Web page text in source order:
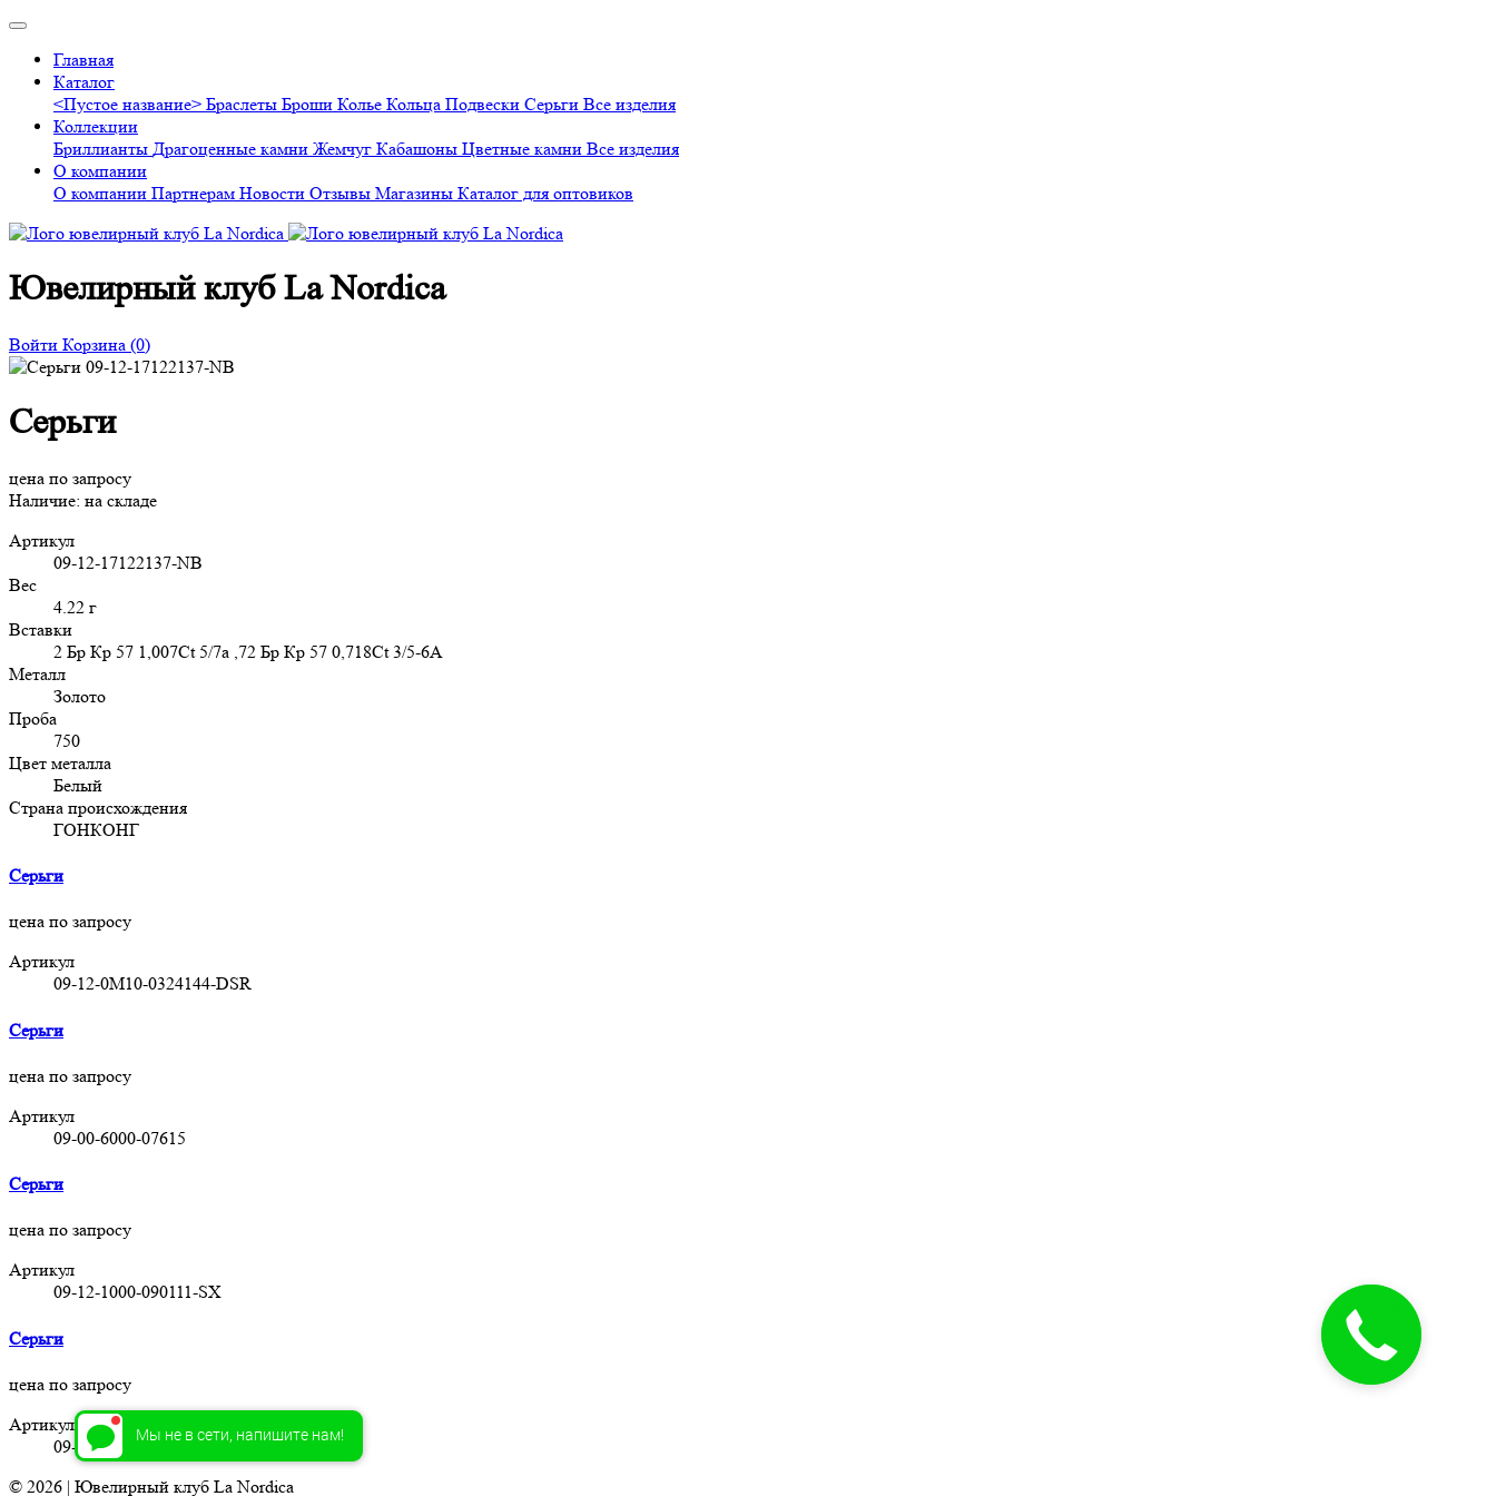
Главная
Каталог
<Пустое название> Браслеты Броши Колье Кольца Подвески Серьги Все изделия
Коллекции
Бриллианты Драгоценные камни Жемчуг Кабашоны Цветные камни Все изделия
О компании
О компании Партнерам Новости Отзывы Магазины Каталог для оптовиков
Ювелирный клуб La Nordica
Войти Корзина (0)
Серьги
цена по запросу
Наличие: на складе
Артикул
09-12-17122137-NB
Вес
4.22 г
Вставки
2 Бр Кр 57 1,007Ct 5/7а ,72 Бр Кр 57 0,718Ct 3/5-6А
Металл
Золото
Проба
750
Цвет металла
Белый
Страна происхождения
ГОНКОНГ
Серьги
цена по запросу
Артикул
09-12-0M10-0324144-DSR
Серьги
цена по запросу
Артикул
09-00-6000-07615
Серьги
цена по запросу
Артикул
09-12-1000-090111-SX
Серьги
цена по запросу
Артикул
09-FC8-19052636-Sh
© 2026 | Ювелирный клуб La Nordica
Мы не в сети, напишите нам!